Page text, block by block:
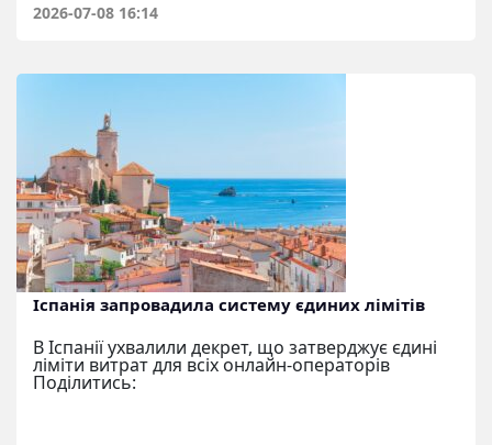
2026-07-08 16:14
Іспанія запровадила систему єдиних лімітів
В Іспанії ухвалили декрет, що затверджує єдині
ліміти витрат для всіх онлайн-операторів
Поділитись: